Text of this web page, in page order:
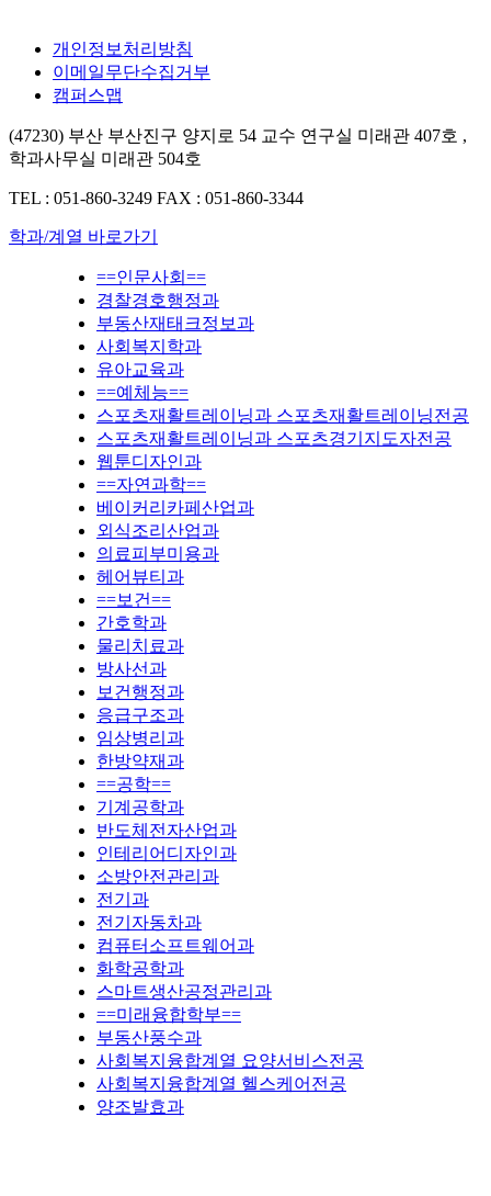
개인정보처리방침
이메일무단수집거부
캠퍼스맵
(47230) 부산 부산진구 양지로 54 교수 연구실 미래관 407호 ,
학과사무실 미래관 504호
TEL : 051-860-3249 FAX : 051-860-3344
학과/계열 바로가기
==인문사회==
경찰경호행정과
부동산재태크정보과
사회복지학과
유아교육과
==예체능==
스포츠재활트레이닝과 스포츠재활트레이닝전공
스포츠재활트레이닝과 스포츠경기지도자전공
웹툰디자인과
==자연과학==
베이커리카페산업과
외식조리산업과
의료피부미용과
헤어뷰티과
==보건==
간호학과
물리치료과
방사선과
보건행정과
응급구조과
임상병리과
한방약재과
==공학==
기계공학과
반도체전자산업과
인테리어디자인과
소방안전관리과
전기과
전기자동차과
컴퓨터소프트웨어과
화학공학과
스마트생산공정관리과
==미래융합학부==
부동산풍수과
사회복지융합계열 요양서비스전공
사회복지융합계열 헬스케어전공
양조발효과